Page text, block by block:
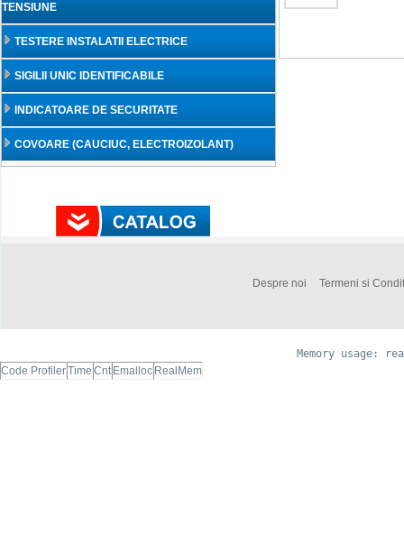
TENSIUNE
TESTERE INSTALATII ELECTRICE
SIGILII UNIC IDENTIFICABILE
INDICATOARE DE SECURITATE
COVOARE (CAUCIUC, ELECTROIZOLANT)
Despre noi Termeni si
Memory usage:
Code ProfilerTime Cnt Emalloc RealMem